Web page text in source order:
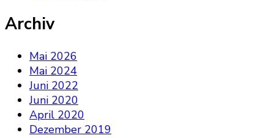
Archiv
Mai 2026
Mai 2024
Juni 2022
Juni 2020
April 2020
Dezember 2019